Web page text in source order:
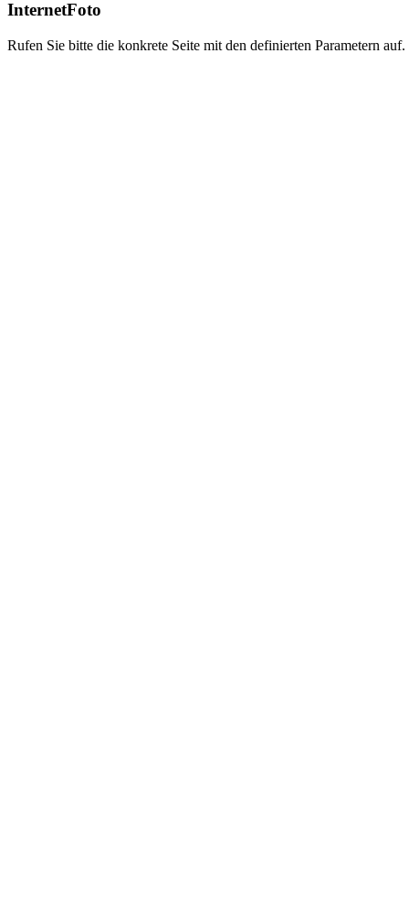
InternetFoto
Rufen Sie bitte die konkrete Seite mit den definierten Parametern auf.